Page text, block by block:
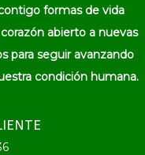
formas de vida
abierto a nuevas
para seguir avanzando
condición humana.